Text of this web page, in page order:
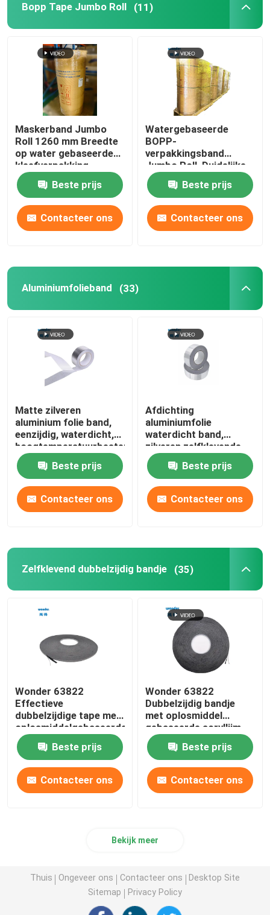
Bopp Tape Jumbo Roll (11)
Maskerband Jumbo
Roll 1260 mm Breedte
op water gebaseerde
kleefverpakking
Beste prijs
Contacteer ons
Watergebaseerde
BOPP-
verpakkingsband
Jumbo Roll, Duidelijke
Jumbo Roll Kleefband
Beste prijs
Contacteer ons
Aluminiumfolieband (33)
Matte zilveren
aluminium folie band,
eenzijdig, waterdicht,
hoogtemperatuurbestendig
Beste prijs
Contacteer ons
Afdichting
aluminiumfolie
waterdicht band,
zilveren zelfklevende
aluminium band
Beste prijs
Contacteer ons
Zelfklevend dubbelzijdig bandje (35)
Wonder 63822
Effectieve
dubbelzijdige tape met
oplosmiddelgebaseerde
lijm voor veelzijdige
toepassingenBeste prijs
Contacteer ons
Wonder 63822
Dubbelzijdig bandje
met oplosmiddel
gebaseerde acryllijm
voor sterke binding
Beste prijs
Contacteer ons
Bekijk meer
Thuis Ongeveer ons Contacteer ons
Desktop Site
Sitemap
Privacy Policy